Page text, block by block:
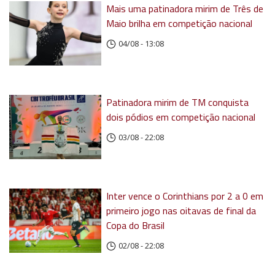
Mais uma patinadora mirim de Três de
Maio brilha em competição nacional
04/08 - 13:08
Patinadora mirim de TM conquista
dois pódios em competição nacional
03/08 - 22:08
Inter vence o Corinthians por 2 a 0 em
primeiro jogo nas oitavas de final da
Copa do Brasil
02/08 - 22:08